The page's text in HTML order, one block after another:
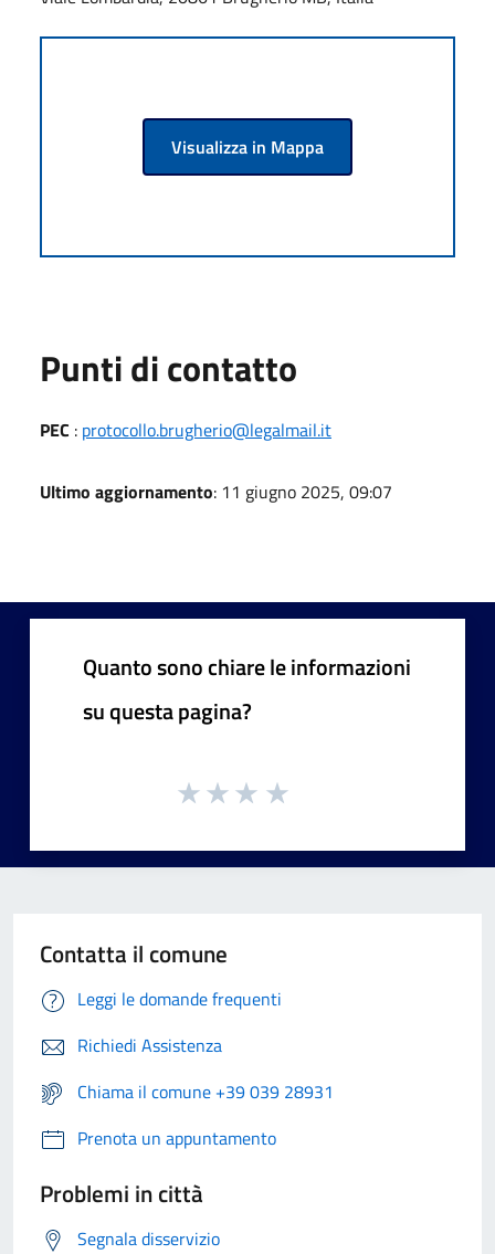
Visualizza in Mappa
Punti di contatto
PEC : protocollo.brugherio@legalmail.it
Ultimo aggiornamento: 11 giugno 2025, 09:07
Quanto sono chiare le informazioni
su questa pagina?
Contatta il comune
Leggi le domande frequenti
Richiedi Assistenza
Chiama il comune +39 039 28931
Prenota un appuntamento
Problemi in città
Segnala disservizio